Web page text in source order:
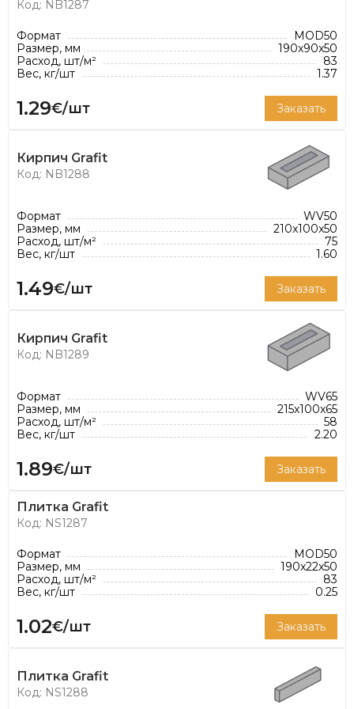
Код: NB1287
Формат
MOD50
Размер, мм
190x90x50
Расход, шт/м²
83
Вес, кг/шт
1.37
1.29€/шт Заказать
Кирпич Grafit
Код: NB1288
Формат
WV50
Размер, мм
210x100x50
Расход, шт/м²
75
Вес, кг/шт
1.60
1.49€/шт Заказать
Кирпич Grafit
Код: NB1289
Формат
WV65
Размер, мм
215x100x65
Расход, шт/м²
58
Вес, кг/шт
2.20
1.89€/шт Заказать
Плитка Grafit
Код: NS1287
Формат
MOD50
Размер, мм
190x22x50
Расход, шт/м²
83
Вес, кг/шт
0.25
1.02€/шт Заказать
Плитка Grafit
Код: NS1288